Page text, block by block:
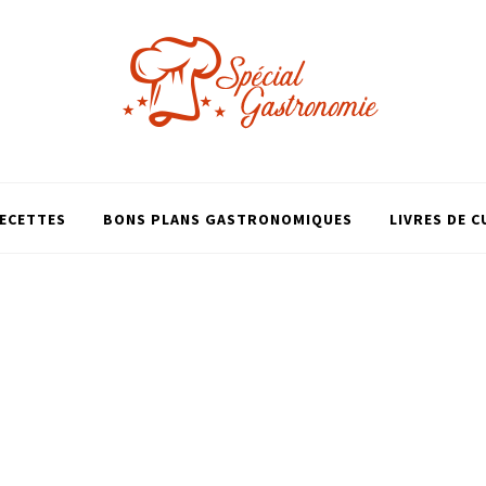
BONS PLANS GASTRONOMIQUES LIVRES DE